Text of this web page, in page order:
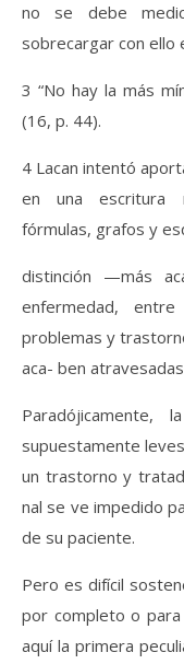
no se debe
sobrecargar con ello
3 “No hay la más
(16, p. 44).
4 Lacan intentó
en una escritura
fórmulas, grafos y
distinción —más
enfermedad,
problemas y
aca- ben
supuestamente
un trastorno y
nal se ve impedido
de su paciente.
Pero es difícil
por completo o
aquí la primera